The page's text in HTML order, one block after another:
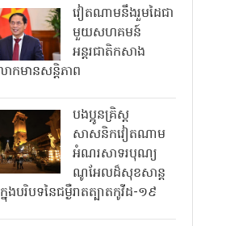
វៀតណាមនឹងរួមដៃជា
មួយសហគមន៍
អន្តរជាតិកសាង
កមានសន្តិភាព
បងប្អូនគ្រិស្ត
សាសនិកវៀតណាម
អំណរសាទរបុណ្យ
ណូអែលដ៏សុខសាន្ត
ងបរិបទនៃជម្ងឺរាតត្បាតកូវីដ-១៩